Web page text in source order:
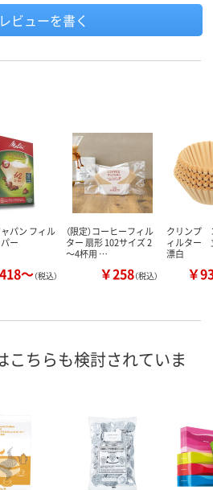
レビューを書く
パン フィル
ー
～（税込）
（限定）コーヒーフィル
ター 扇形 102サイズ 2
～4杯用 …
￥258（税込）
クリンプ
ィルター
漂白
￥
こちらも検討されていま